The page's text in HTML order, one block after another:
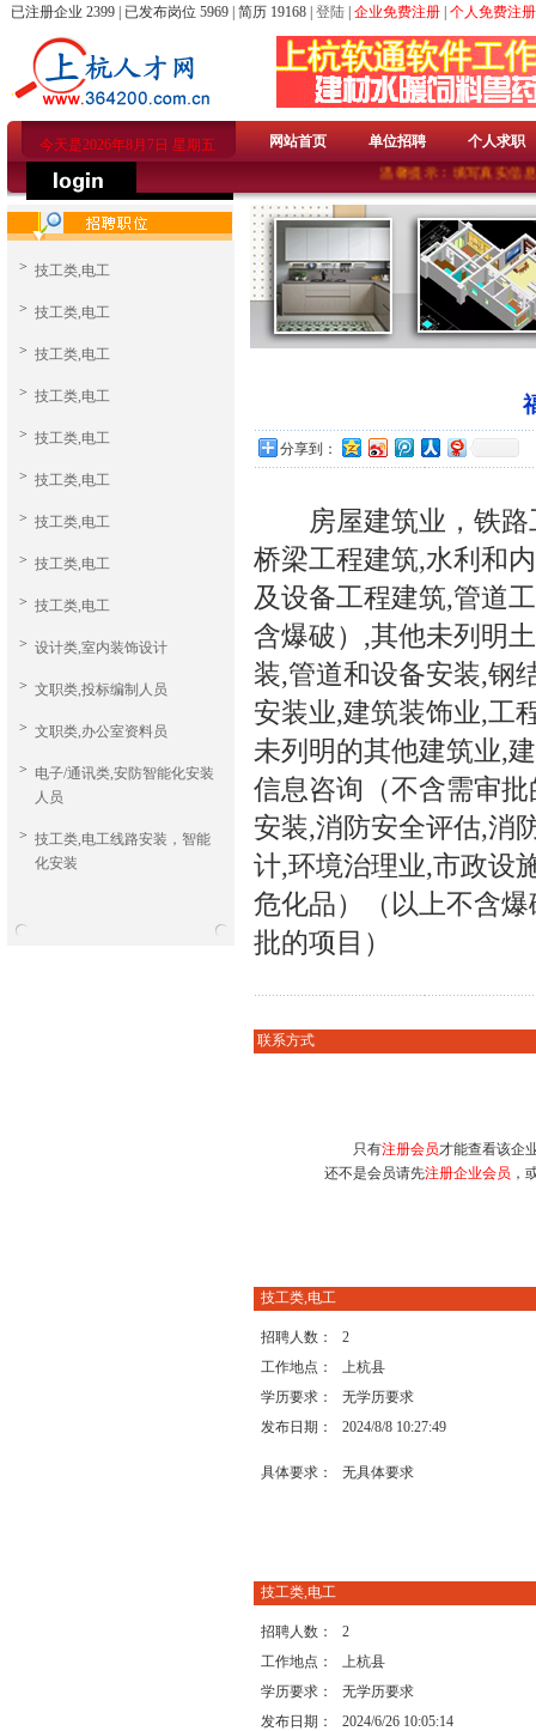
已注册企业 2399 | 已发布岗位 5969 | 简历 19168 | 登陆 企业免费注册 个人免费注册
今天是2026年8月7日 星期五 网站首页 单位招聘
个人求职
温馨提示：填写真实信息
> 技工类,电工
> 技工类,电工
> 技工类,电工
> 技工类,电工
> 技工类,电工
> 技工类,电工
> 技工类,电工
> 技工类,电工
> 技工类,电工
> 设计类,室内装饰设计
> 文职类,投标编制人员
> 文职类,办公室资料员
> 电子/通讯类,安防智能化安装
人员
> 技工类,电工线路安装，智能
化安装
分享到：
房屋建筑业，铁路
桥梁工程建筑,水利和
及设备工程建筑,管道
含爆破）,其他未列明
装,管道和设备安装,钢
安装业,建筑装饰业,工
未列明的其他建筑业,
信息咨询（不含需审
安装,消防安全评估,消
计,环境治理业,市政设
危化品）（以上不含
批的项目）
联系方式
只有注册会员才能查看该企
还不是会员请先注册企业会员 ，
技工类,电工
招聘人数：
2
工作地点：
上杭县
学历要求：
无学历要求
发布日期：
2024/8/8 10:27:49
具体要求： 无具体要求
技工类,电工
招聘人数：
2
工作地点：
上杭县
学历要求：
无学历要求
发布日期：
2024/6/26 10:05:14